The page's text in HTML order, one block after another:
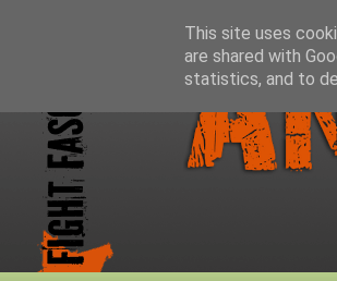
This site uses
are shared with
statistics, and to